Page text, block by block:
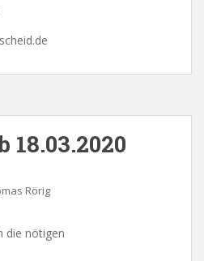
18.03.2020
Rörig
die nötigen